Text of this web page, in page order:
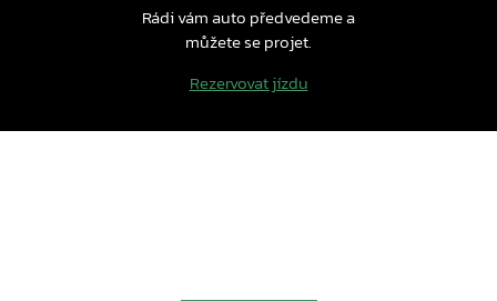
Rádi vám auto předvedeme a
můžete se projet.
Rezervovat jízdu